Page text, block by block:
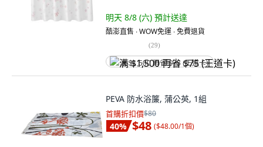
明天 8/8 (六) 預計送達
酷澎直售 ∙ WOW免運 ∙ 免費退貨
(29)
满 $1,500 再省 $75 (王道卡)
PEVA 防水浴簾, 蒲公英, 1組
首購折扣價$80
40% $48 ($48.00/1個)